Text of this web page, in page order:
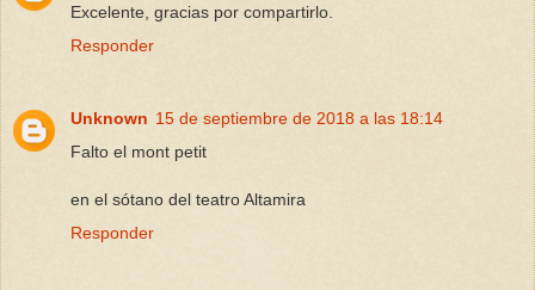
Excelente, gracias por compartirlo.
Responder
Unknown 15 de septiembre de 2018 a las 18:14
Falto el mont petit
en el sótano del teatro Altamira
Responder